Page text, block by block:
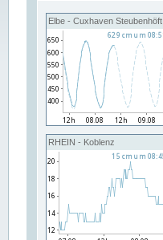
Elbe - Cuxhaven Steubenhöft
RHEIN - Koblenz